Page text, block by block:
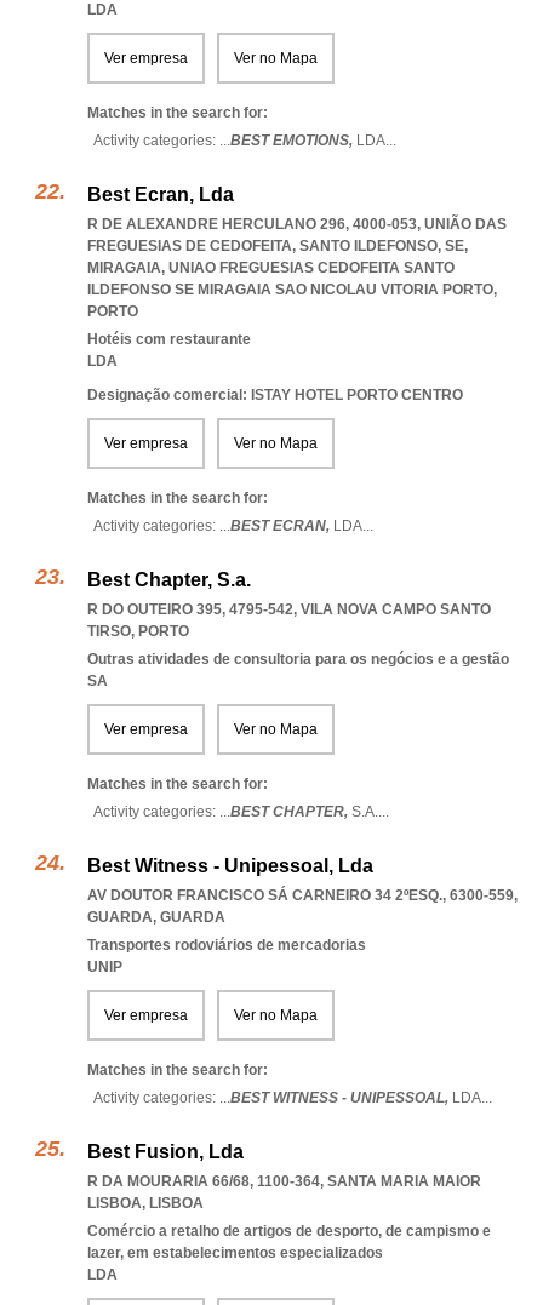
LDA
Ver empresa Ver no Mapa
Matches in the search for:
Activity categories: ...BEST EMOTIONS, LDA...
Best Ecran, Lda
R DE ALEXANDRE HERCULANO 296, 4000-053, UNIÃO DAS
FREGUESIAS DE CEDOFEITA, SANTO ILDEFONSO, SE,
MIRAGAIA, UNIAO FREGUESIAS CEDOFEITA SANTO
ILDEFONSO SE MIRAGAIA SAO NICOLAU VITORIA PORTO,
PORTO
Hotéis com restaurante
LDA
Designação comercial: ISTAY HOTEL PORTO CENTRO
Ver empresa Ver no Mapa
Matches in the search for:
Activity categories: ...BEST ECRAN, LDA...
Best Chapter, S.a.
R DO OUTEIRO 395, 4795-542, VILA NOVA CAMPO SANTO
TIRSO, PORTO
Outras atividades de consultoria para os negócios e a gestão
SA
Ver empresa Ver no Mapa
Matches in the search for:
Activity categories: ...BEST CHAPTER, S.A....
Best Witness - Unipessoal, Lda
AV DOUTOR FRANCISCO SÁ CARNEIRO 34 2ºESQ., 6300-559,
GUARDA, GUARDA
Transportes rodoviários de mercadorias
UNIP
Ver empresa Ver no Mapa
Matches in the search for:
Activity categories: ...BEST WITNESS - UNIPESSOAL, LDA...
Best Fusion, Lda
R DA MOURARIA 66/68, 1100-364, SANTA MARIA MAIOR
LISBOA, LISBOA
Comércio a retalho de artigos de desporto, de campismo e
lazer, em estabelecimentos especializados
LDA